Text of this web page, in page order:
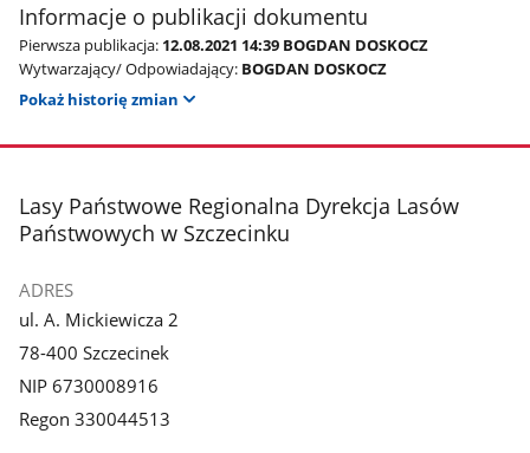
Informacje o publikacji dokumentu
Pierwsza publikacja: 12.08.2021 14:39 BOGDAN DOSKOCZ
Wytwarzający/ Odpowiadający: BOGDAN DOSKOCZ
Pokaż historię zmian
stopka
Lasy Państwowe Regionalna Dyrekcja Lasów
Państwowych w Szczecinku
ADRES
ul. A. Mickiewicza 2
78-400 Szczecinek
NIP 6730008916
Regon 330044513